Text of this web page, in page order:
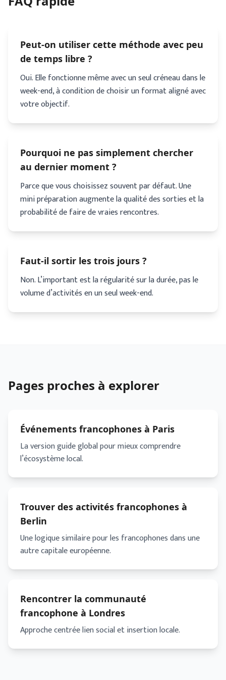
Peut-on utiliser cette méthode avec peu
de temps libre ?
Oui. Elle fonctionne même avec un seul créneau dans le
week-end, à condition de choisir un format aligné avec
votre objectif.
Pourquoi ne pas simplement chercher
au dernier moment ?
Parce que vous choisissez souvent par défaut. Une
mini préparation augmente la qualité des sorties et la
probabilité de faire de vraies rencontres.
Faut-il sortir les trois jours ?
Non. L’important est la régularité sur la durée, pas le
volume d’activités en un seul week-end.
Pages proches à explorer
Événements francophones à Paris
La version guide global pour mieux comprendre
l’écosystème local.
Trouver des activités francophones à
Berlin
Une logique similaire pour les francophones dans une
autre capitale européenne.
Rencontrer la communauté
francophone à Londres
Approche centrée lien social et insertion locale.